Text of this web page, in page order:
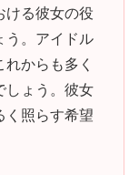
ける彼女の役
う。アイドル
からも多く
しょう。彼女
く照らす希望